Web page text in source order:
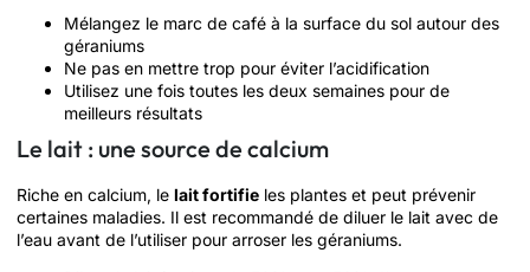
Mélangez le marc de café à la surface du sol autour des
géraniums
Ne pas en mettre trop pour éviter l’acidification
Utilisez une fois toutes les deux semaines pour de
meilleurs résultats
Le lait : une source de calcium
Riche en calcium, le lait fortifie les plantes et peut prévenir
certaines maladies. Il est recommandé de diluer le lait avec de
l’eau avant de l’utiliser pour arroser les géraniums.